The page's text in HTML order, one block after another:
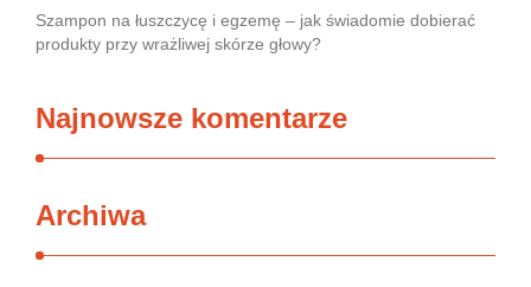
Szampon na łuszczycę i egzemę – jak świadomie dobierać
produkty przy wrażliwej skórze głowy?
Najnowsze komentarze
Archiwa